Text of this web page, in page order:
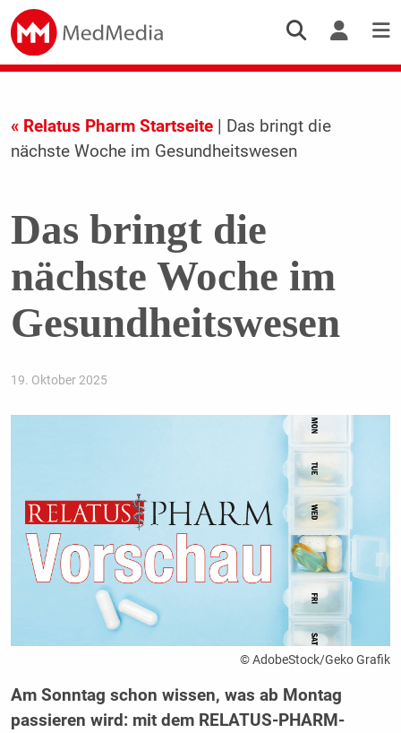
« Relatus Pharm Startseite| Das bringt die
nächste Woche im Gesundheitswesen
Das bringt die
nächste Woche im
Gesundheitswesen
19. Oktober 2025
© AdobeStock/Geko Grafik
Am Sonntag schon wissen, was ab Montag
passieren wird: mit dem RELATUS-PHARM-